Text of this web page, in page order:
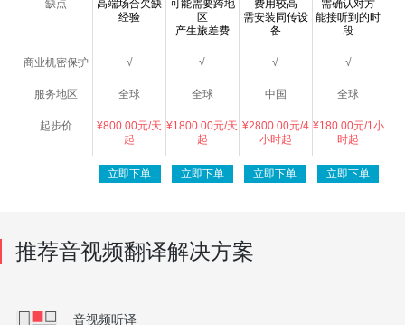
缺点
高端场合欠缺
经验
可能需要跨地
区
产生旅差费
费用较高
需安装同传设
备
需确认对方
能接听到的时
段
商业机密保护 √ √ √ √
服务地区 全球 全球 中国 全球
起步价
¥800.00元/天
起
¥1800.00元/天
起
¥2800.00元/4
小时起
¥180.00元/1小
时起
立即下单 立即下单 立即下单 立即下单
推荐音视频翻译解决方案
音视频听译